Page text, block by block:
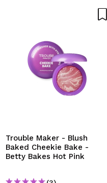
Trouble Maker - Blush
Baked Cheekie Bake -
Betty Bakes Hot Pink